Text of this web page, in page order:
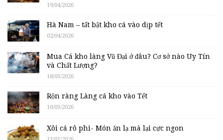
19/04/2026
Hà Nam – tất bật kho cá vào dịp tết
02/04/2026
Mua Cá kho làng Vũ Đại ở đâu? Cơ sở nào Uy Tín
và Chất Lượng?
18/03/2026
Rộn ràng Làng cá kho vào Tết
10/03/2026
Xôi cá rô phi- Món ăn lạ mà lại cực ngon